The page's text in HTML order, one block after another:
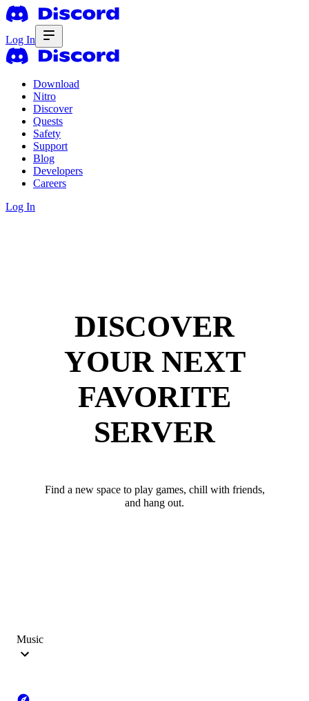
Log In
Download
Nitro
Discover
Quests
Safety
Support
Blog
Developers
Careers
Log In
DISCOVER
YOUR NEXT
FAVORITE
SERVER
Find a new space to play games, chill with friends,
and hang out.
Music